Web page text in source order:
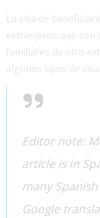
La visa de
extranjeros que son
familiares de otro
algunos tipos de visa
Editor note:
article is in
many
Google